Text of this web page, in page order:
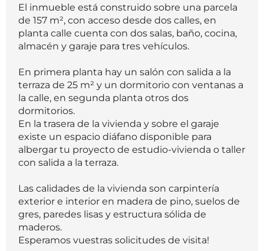
El inmueble está construido sobre una parcela
de 157 m², con acceso desde dos calles, en
planta calle cuenta con dos salas, baño, cocina,
almacén y garaje para tres vehículos.
En primera planta hay un salón con salida a la
terraza de 25 m² y un dormitorio con ventanas a
la calle, en segunda planta otros dos
dormitorios.
En la trasera de la vivienda y sobre el garaje
existe un espacio diáfano disponible para
albergar tu proyecto de estudio-vivienda o taller
con salida a la terraza.
Las calidades de la vivienda son carpintería
exterior e interior en madera de pino, suelos de
gres, paredes lisas y estructura sólida de
maderos.
Esperamos vuestras solicitudes de visita!